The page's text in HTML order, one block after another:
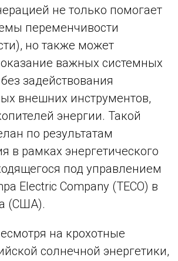
не только помогает
переменчивости
но также может
важных системных
задействования
внешних инструментов,
энергии. Такой
по результатам
в рамках энергетического
под управлением
Electric Company (TECO) в
(США).
на крохотные
солнечной энергетики,